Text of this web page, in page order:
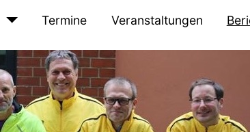
Termine Veranstaltungen